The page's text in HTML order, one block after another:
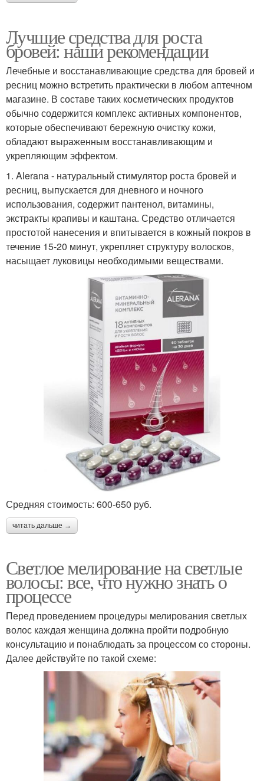
Лучшие средства для роста
бровей: наши рекомендации
Лечебные и восстанавливающие средства для бровей и
ресниц можно встретить практически в любом аптечном
магазине. В составе таких косметических продуктов
обычно содержится комплекс активных компонентов,
которые обеспечивают бережную очистку кожи,
обладают выраженным восстанавливающим и
укрепляющим эффектом.
1. Alerana - натуральный стимулятор роста бровей и
ресниц, выпускается для дневного и ночного
использования, содержит пантенол, витамины,
экстракты крапивы и каштана. Средство отличается
простотой нанесения и впитывается в кожный покров в
течение 15-20 минут, укрепляет структуру волосков,
насыщает луковицы необходимыми веществами.
Средняя стоимость: 600-650 руб.
читать дальше →
Светлое мелирование на светлые
волосы: все, что нужно знать о
процессе
Перед проведением процедуры мелирования светлых
волос каждая женщина должна пройти подробную
консультацию и понаблюдать за процессом со стороны.
Далее действуйте по такой схеме: